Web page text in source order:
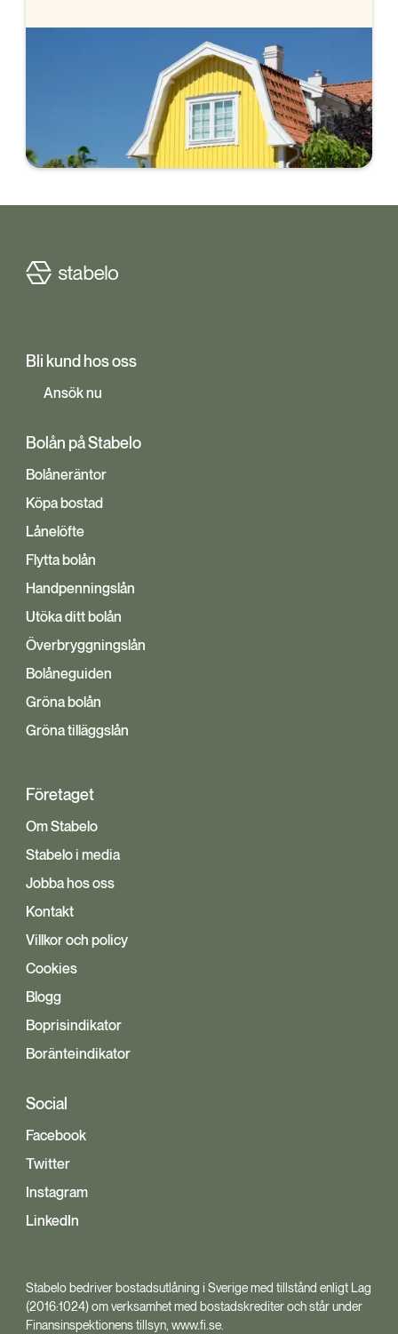
Lagfart - vad kostar det?
När du köper en bostad behöver du ansöka om
lagfart. Vi går igenom vad det är och hur mycket
Bli kund hos oss
Ansök nu
Bolån på Stabelo
Bolåneräntor
Köpa bostad
Lånelöfte
Flytta bolån
Handpenningslån
Utöka ditt bolån
Överbryggningslån
Bolåneguiden
Gröna bolån
Gröna tilläggslån
Företaget
Om Stabelo
Stabelo i media
Jobba hos oss
Kontakt
Villkor och policy
Cookies
Blogg
Boprisindikator
Boränteindikator
Social
Facebook
Twitter
Instagram
LinkedIn
Stabelo bedriver bostadsutlåning i Sverige med tillstånd enligt Lag
(2016:1024) om verksamhet med bostadskrediter och står under
Finansinspektionens tillsyn, www.fi.se.